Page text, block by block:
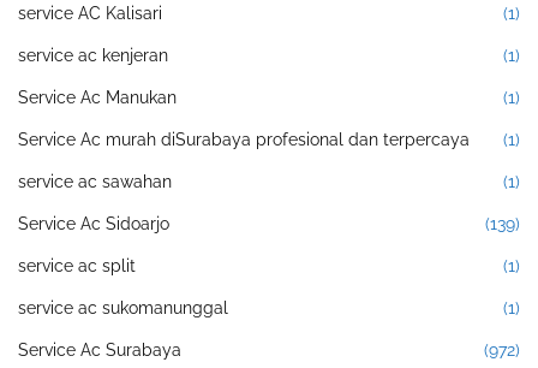
service AC Kalisari (1)
service ac kenjeran (1)
Service Ac Manukan (1)
Service Ac murah diSurabaya profesional dan terpercaya (1)
service ac sawahan (1)
Service Ac Sidoarjo (139)
service ac split (1)
service ac sukomanunggal (1)
Service Ac Surabaya (972)